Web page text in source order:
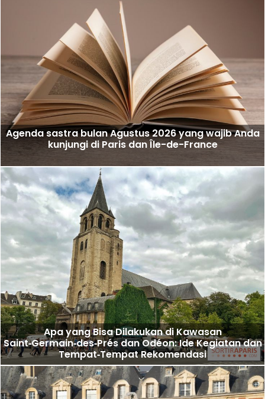
Agenda sastra bulan Agustus 2026 yang wajib Anda
kunjungi di Paris dan Île-de-France
Apa yang Bisa Dilakukan di Kawasan
Saint‑Germain‑des‑Prés dan Odéon: Ide Kegiatan dan
Tempat‑Tempat Rekomendasi